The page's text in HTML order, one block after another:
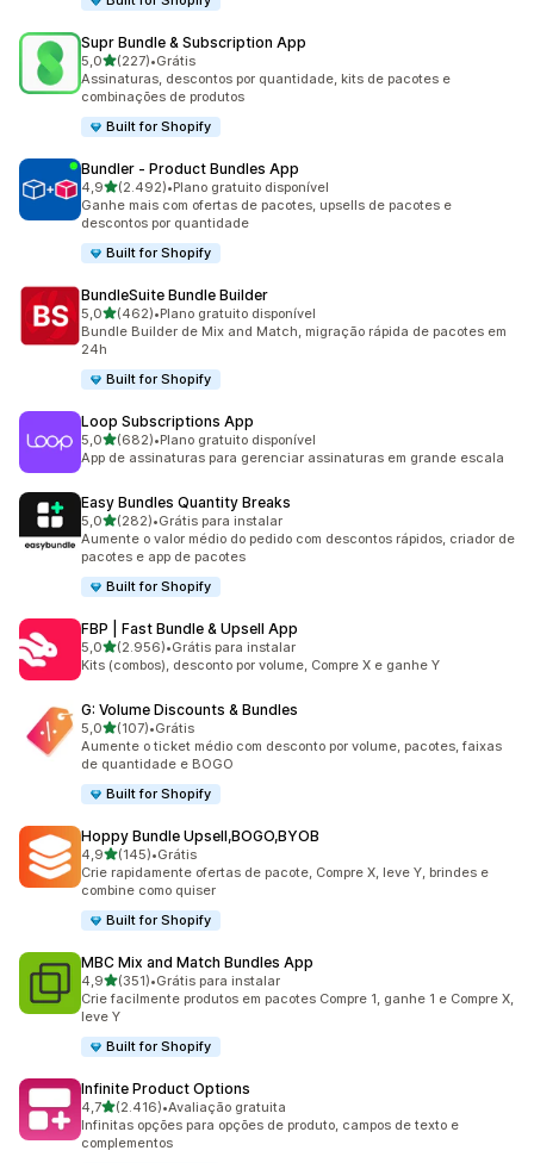
Supr Bundle & Subscription App
5,0de 5 estrelas
(227)
227 avaliações ao todo
•Grátis
Assinaturas, descontos por quantidade, kits de pacotes e
combinações de produtos
Built for Shopify
Bundler ‑ Product Bundles App
4,9de 5 estrelas
(2.492)
2492 avaliações ao todo
•Plano gratuito disponível
Ganhe mais com ofertas de pacotes, upsells de pacotes e
descontos por quantidade
Built for Shopify
BundleSuite Bundle Builder
5,0de 5 estrelas
(462)
462 avaliações ao todo
•Plano gratuito disponível
Bundle Builder de Mix and Match, migração rápida de pacotes em
24h
Built for Shopify
Loop Subscriptions App
5,0de 5 estrelas
(682)
682 avaliações ao todo
•Plano gratuito disponível
App de assinaturas para gerenciar assinaturas em grande escala
Easy Bundles Quantity Breaks
5,0de 5 estrelas
(282)
282 avaliações ao todo
•Grátis para instalar
Aumente o valor médio do pedido com descontos rápidos, criador de
pacotes e app de pacotes
Built for Shopify
FBP | Fast Bundle & Upsell App
5,0de 5 estrelas
(2.956)
2956 avaliações ao todo
•Grátis para instalar
Kits (combos), desconto por volume, Compre X e ganhe Y
G: Volume Discounts & Bundles
5,0de 5 estrelas
(107)
107 avaliações ao todo
•Grátis
Aumente o ticket médio com desconto por volume, pacotes, faixas
de quantidade e BOGO
Built for Shopify
Hoppy Bundle Upsell,BOGO,BYOB
4,9de 5 estrelas
(145)
145 avaliações ao todo
•Grátis
Crie rapidamente ofertas de pacote, Compre X, leve Y, brindes e
combine como quiser
Built for Shopify
MBC Mix and Match Bundles App
4,9de 5 estrelas
(351)
351 avaliações ao todo
•Grátis para instalar
Crie facilmente produtos em pacotes Compre 1, ganhe 1 e Compre X,
leve Y
Built for Shopify
Infinite Product Options
4,7de 5 estrelas
(2.416)
2416 avaliações ao todo
•Avaliação gratuita
Infinitas opções para opções de produto, campos de texto e
complementos